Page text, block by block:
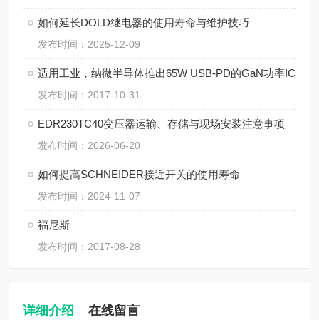
如何延长DOLD继电器的使用寿命与维护技巧
发布时间：2025-12-09
适用工业，纳微半导体推出65W USB-PD的GaN功率IC
发布时间：2017-10-31
EDR230TC40变压器运输、存储与现场安装注意事项
发布时间：2026-06-20
如何提高SCHNEIDER接近开关的使用寿命
发布时间：2024-11-07
福尼斯
发布时间：2017-08-28
详细介绍 在线留言